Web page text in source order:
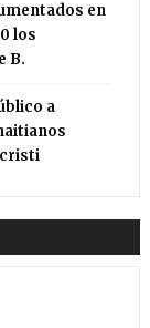
en
los
B.
a